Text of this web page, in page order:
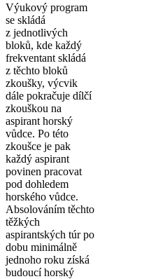
Výukový program
se skládá
z jednotlivých
bloků, kde každý
frekventant skládá
z těchto bloků
zkoušky, výcvik
dále pokračuje dílčí
zkouškou na
aspirant horský
vůdce. Po této
zkoušce je pak
každý aspirant
povinen pracovat
pod dohledem
horského vůdce.
Absolováním těchto
těžkých
aspirantských túr po
dobu minimálně
jednoho roku získá
budoucí horský